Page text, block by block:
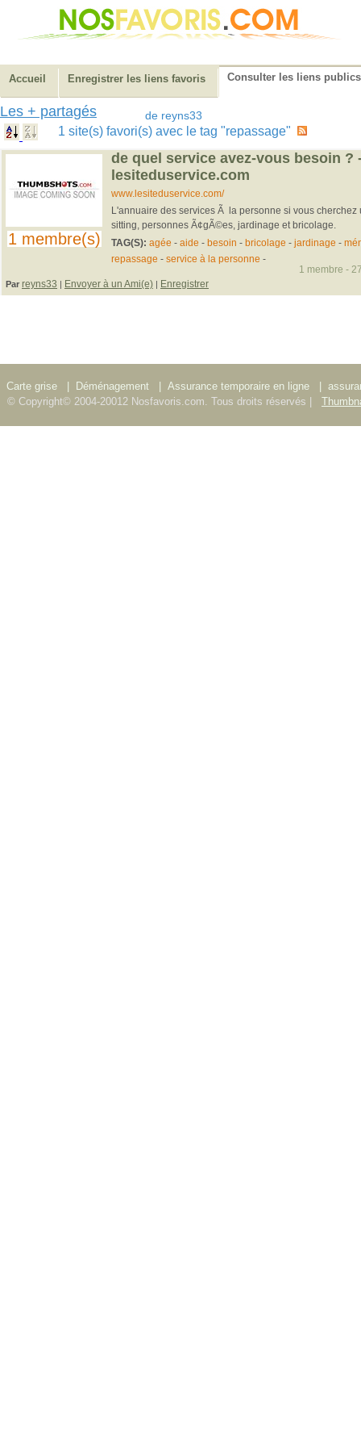
Accueil Enregistrer les liens favoris Consulter les liens publics
Les + partagés de reyns33
1 site(s) favori(s) avec le tag "repassage"
1 membre(s)
de quel service avez-vous besoin ?
lesiteduservice.com
www.lesiteduservice.com/
L'annuaire des services Ã la personne si vous
sitting, personnes Ã¢gÃ©es, jardinage et bricolage.
TAG(S): agée - aide - besoin - bricolage - jardinage -
repassage - service à la personne -
Par reyns33 | Envoyer à un Ami(e) | Enregistrer
1 membre -
Carte grise Déménagement Assurance temporaire en ligne
© Copyright© 2004-20012 Nosfavoris.com. Tous droits réservés |